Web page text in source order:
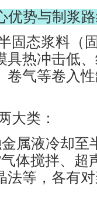
优势与制浆
固态浆料（
具热冲击低
卷气等卷入
大类：
金属液冷却
体搅拌、超
法等，各有